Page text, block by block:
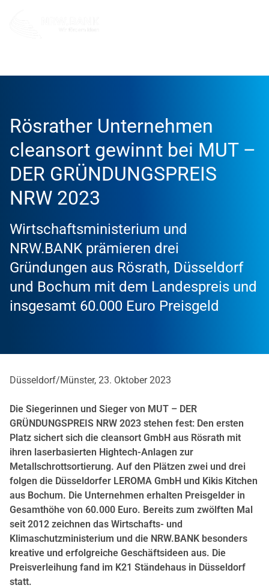
Rösrather Unternehmen
cleansort gewinnt bei MUT –
DER GRÜNDUNGSPREIS
NRW 2023
Wirtschaftsministerium und
NRW.BANK prämieren drei
Gründungen aus Rösrath, Düsseldorf
und Bochum mit dem Landespreis und
insgesamt 60.000 Euro Preisgeld
Düsseldorf/Münster, 23. Oktober 2023
Die Siegerinnen und Sieger von MUT – DER
GRÜNDUNGSPREIS NRW 2023 stehen fest: Den ersten
Platz sichert sich die cleansort GmbH aus Rösrath mit
ihren laserbasierten Hightech-Anlagen zur
Metallschrottsortierung. Auf den Plätzen zwei und drei
folgen die Düsseldorfer LEROMA GmbH und Kikis Kitchen
aus Bochum. Die Unternehmen erhalten Preisgelder in
Gesamthöhe von 60.000 Euro. Bereits zum zwölften Mal
seit 2012 zeichnen das Wirtschafts- und
Klimaschutzministerium und die NRW.BANK besonders
kreative und erfolgreiche Geschäftsideen aus. Die
Preisverleihung fand im K21 Ständehaus in Düsseldorf
statt.